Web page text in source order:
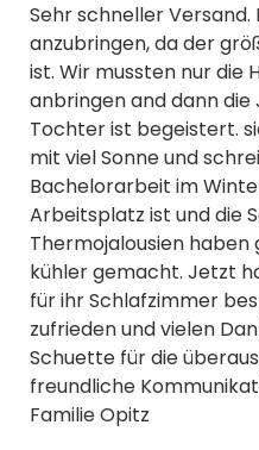
Sehr schneller Versand.
anzubringen, da der
ist. Wir mussten nur die
anbringen and dann die
Tochter ist begeistert.
mit viel Sonne und
Bachelorarbeit im
Arbeitsplatz ist und die
Thermojalousien haben
kühler gemacht. Jetzt
für ihr Schlafzimmer
zufrieden und vielen
Schuette für die
freundliche
Familie Opitz